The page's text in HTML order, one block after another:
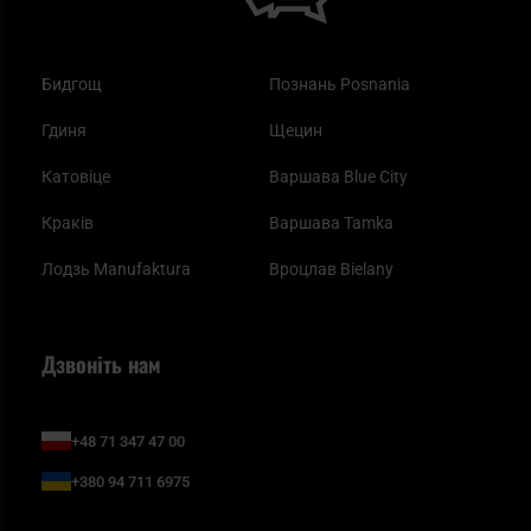
Бидгощ
Гдиня
Катовіце
Краків
Лодзь Manufaktura
Познань Posnania
Щецин
Варшава Blue City
Варшава Tamka
Вроцлав Bielany
Дзвоніть нам
+48 71 347 47 00
+380 94 711 6975